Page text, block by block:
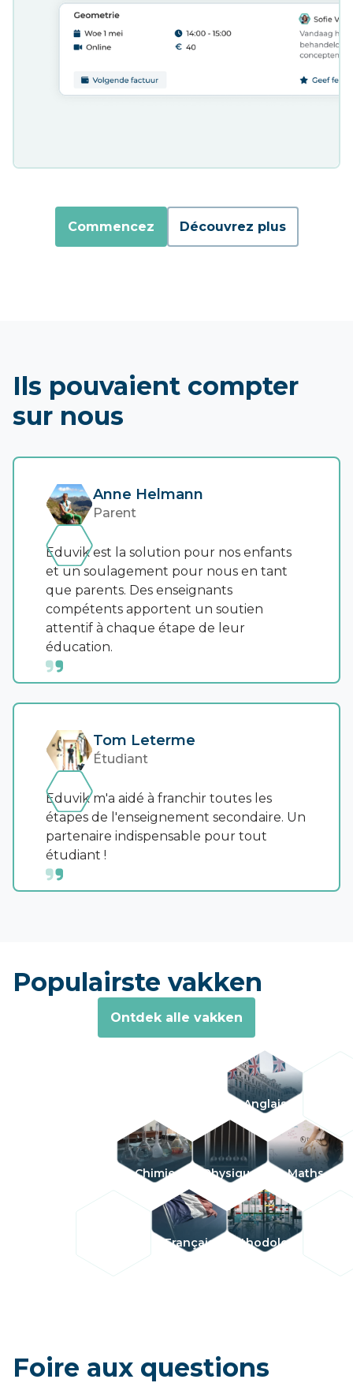
Commencez Découvrez plus
Ils pouvaient compter
sur nous
Anne Helmann
Parent
Eduvik est la solution pour nos enfants
et un soulagement pour nous en tant
que parents. Des enseignants
compétents apportent un soutien
attentif à chaque étape de leur
éducation.
Tom Leterme
Étudiant
Eduvik m'a aidé à franchir toutes les
étapes de l'enseignement secondaire. Un
partenaire indispensable pour tout
étudiant !
Populairste vakken
Ontdek alle vakken
Anglais
Chimie Physique Maths
Français Méthodologie
Foire aux questions